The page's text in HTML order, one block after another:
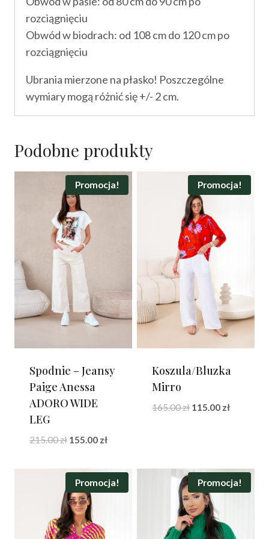
rozciągnięciu
Obwód w biodrach: od 108 cm do 120 cm po
rozciągnięciu
Ubrania mierzone na płasko! Poszczególne
wymiary mogą różnić się +/- 2 cm.
Podobne produkty
Promocja!
Spodnie – Jeansy
Paige Anessa
ADORO WIDE
LEG
215.00zł Pierwotna
wynosiła:
215.00 zł.
155.00 złAktualna
wynosi:
155.00 zł.
Promocja!
Koszula/Bluzka
Mirro
165.00zł Pierwotna
115.00 złAktualna
Promocja! Promocja!